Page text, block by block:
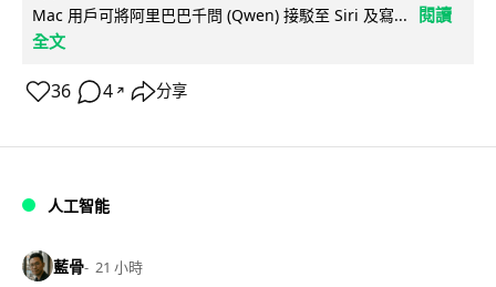
Mac 用戶可將阿里巴巴千問 (Qwen) 接駁至 Siri 及寫...
閱讀
全文
36 4 ↗ 分享
人工智能
藍骨 21 小時